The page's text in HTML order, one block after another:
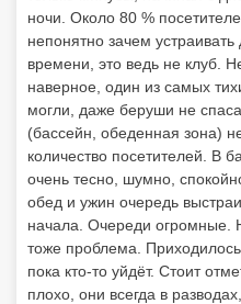
ночи. Около 80 %
непонятно зачем устраивать
времени, это ведь не клуб.
наверное, один из самых
могли, даже беруши не
(бассейн, обеденная зона)
количество посетителей. В
очень тесно, шумно,
обед и ужин очередь
начала. Очереди огромные.
тоже проблема. Приходилось
пока кто-то уйдёт. Стоит
плохо, они всегда в